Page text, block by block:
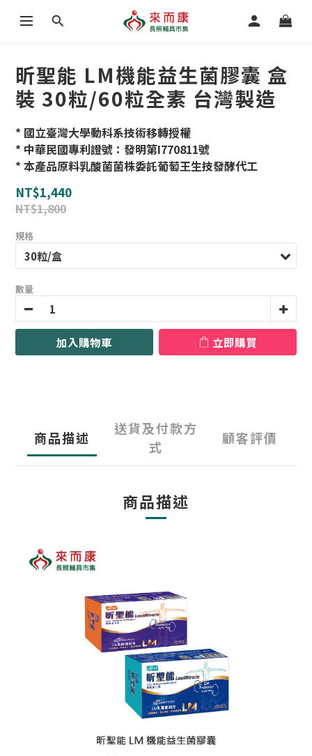
昕聖能 LM機能益生菌膠囊 盒
裝 30粒/60粒全素 台灣製造
* 國立臺灣大學動科系技術移轉授權
* 中華民國專利證號：發明第I770811號
* 本產品原料乳酸菌菌株委託葡萄王生技發酵代工
NT$1,440
NT$1,800
規格
數量
加入購物車 立即購買
商品描述
送貨及付款方
式
顧客評價
商品描述